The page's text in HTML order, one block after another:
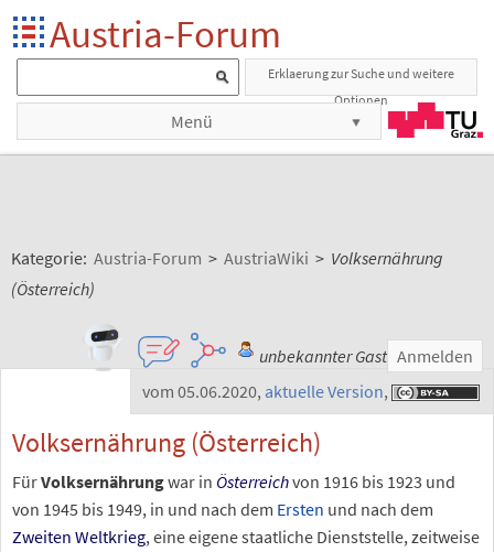
Austria-Forum
Erklaerung zur Suche und weitere
Optionen
Menü
Kategorie: Austria-Forum > AustriaWiki > Volksernährung
(Österreich)
unbekannter Gast Anmelden
vom 05.06.2020, aktuelle Version,
Volksernährung (Österreich)
FürVolksernährungwar in Österreichvon 1916 bis 1923 und
von 1945 bis 1949, in und nach dem Ersten und nach dem
Zweiten Weltkrieg, eine eigene staatliche Dienststelle, zeitweise